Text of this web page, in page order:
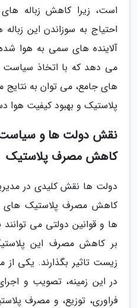
است، زیرا کاهش زباله
احتیاج به سوزاندن این
آلاینده های سمی به هوا
می دهد که با اتخاذ سیاست
های جامع، می توان به
پلاستیک و بهبود کیفیت
نقش دولت ها و
کاهش مصرف پلاستیک
دولت ها نقش کلیدی در
کاهش مصرف پلاستیک های
ها و قوانین دولتی می
بر کاهش مصرف این
زیست تاثیر بگذارند. یکی از
در این زمینه، تصویب و
فراوری، توزیع، و مصرف